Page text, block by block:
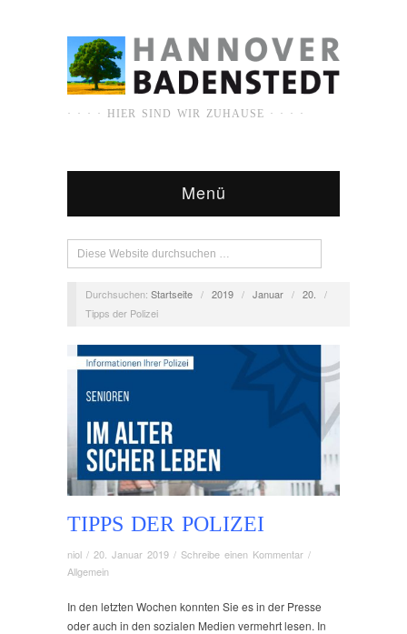
· · · · HIER SIND WIR ZUHAUSE · · · ·
Menü
Durchsuchen: Startseite / 2019 / Januar / 20.
/
Tipps der Polizei
TIPPS DER POLIZEI
niol / 20. Januar 2019 / Schreibe einen Kommentar /
Allgemein
In den letzten Wochen konnten Sie es in der Presse
oder auch in den sozialen Medien vermehrt lesen. In